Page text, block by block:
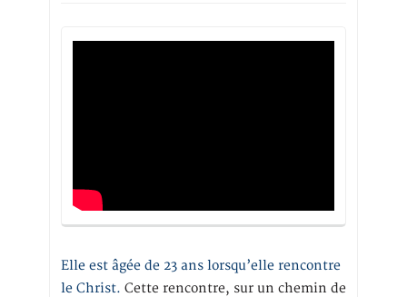
Elle est âgée de 23 ans lorsqu’elle rencontre
le Christ. Cette rencontre, sur un chemin de